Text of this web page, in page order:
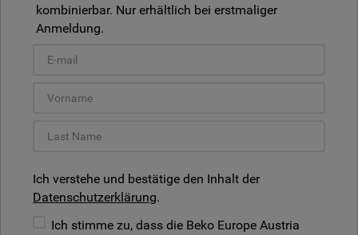
kombinierbar. Nur erhältlich bei erstmaliger
Anmeldung.
Ich verstehe und bestätige den Inhalt der
Datenschutzerklärung.
Ich stimme zu, dass die Beko Europe Austria